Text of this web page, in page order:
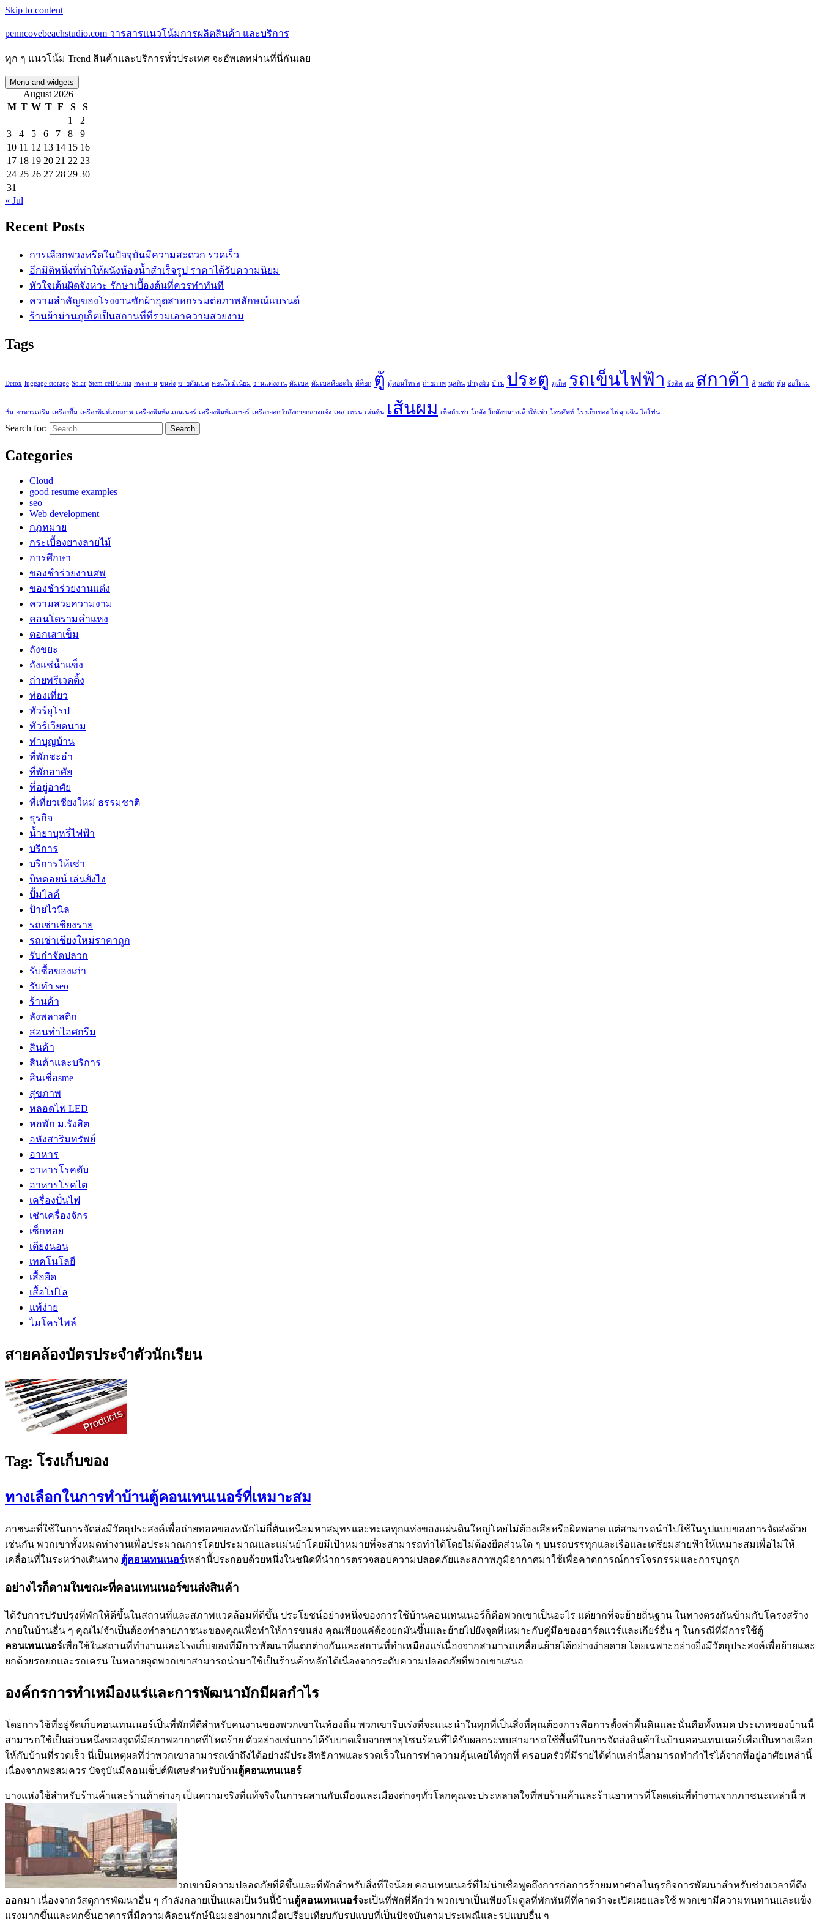
Skip to content
penncovebeachstudio.com วารสารแนวโน้มการผลิตสินค้า และบริการ
ทุก ๆ แนวโน้ม Trend สินค้าและบริการทั่วประเทศ จะอัพเดทผ่านที่นี่กันเลย
Menu and widgets
August 2026
M T W T F S
S
1
2
3
4 5 6 7 8
9
10 11 12 13 14 15 16
17 18 19 20 21 22 23
24 25 26 27 28 29 30
31
« Jul
Recent Posts
การเลือกพวงหรีดในปัจจุบันมีความสะดวก รวดเร็ว
อีกมิติหนึ่งที่ทำให้ผนังห้องน้ำสำเร็จรูป ราคาได้รับความนิยม
หัวใจเต้นผิดจังหวะ รักษาเบื้องต้นที่ควรทำทันที
ความสำคัญของโรงงานซักผ้าอุตสาหกรรมต่อภาพลักษณ์แบรนด์
ร้านผ้าม่านภูเก็ตเป็นสถานที่ที่รวมเอาความสวยงาม
Tags
Detox luggage storage Solar Stem cell Gluta กระดาน ขนส่ง ขายดัมเบล คอนโดมิเนียม งานแต่งงาน ดัมเบล ดัมเบลคืออะไร ดีท็อก ตู้ ตู้คอนโทรล ถ่ายภาพ นูสกิน บำรุงผิว บ้าน ประตู ภูเก็ต รถเข็นไฟฟ้า รังสิต ลม สกาด้า สี หอพัก หุ้น ออโตเม
ชั่น อาหารเสริม เครื่องปั๊ม เครื่องพิมพ์ถ่ายภาพ เครื่องพิมพ์สแกนเนอร์ เครื่องพิมพ์เลเซอร์ เครื่องออกกำลังกายกลางแจ้ง เคส เทรน เล่นหุ้น เส้นผม เห็ดถั่งเช่า โกดัง โกดังขนาดเล็กให้เช่า โทรศัพท์ โรงเก็บของ ไฟฉุกเฉิน ไอโฟน
Search for:
Categories
Cloud
good resume examples
seo
Web development
กฎหมาย
กระเบื้องยางลายไม้
การศึกษา
ของชำร่วยงานศพ
ของชำร่วยงานแต่ง
ความสวยความงาม
คอนโดรามคำแหง
ตอกเสาเข็ม
ถังขยะ
ถังแช่น้ำแข็ง
ถ่ายพรีเวดดิ้ง
ท่องเที่ยว
ทัวร์ยุโรป
ทัวร์เวียดนาม
ทำบุญบ้าน
ที่พักชะอำ
ที่พักอาศัย
ที่อยู่อาศัย
ที่เที่ยวเชียงใหม่ ธรรมชาติ
ธุรกิจ
น้ำยาบุหรี่ไฟฟ้า
บริการ
บริการให้เช่า
บิทคอยน์ เล่นยังไง
ปั้มไลค์
ป้ายไวนิล
รถเช่าเชียงราย
รถเช่าเชียงใหม่ราคาถูก
รับกำจัดปลวก
รับซื้อของเก่า
รับทำ seo
ร้านค้า
ลังพลาสติก
สอนทำไอศกรีม
สินค้า
สินค้าและบริการ
สินเชื่อsme
สุขภาพ
หลอดไฟ LED
หอพัก ม.รังสิต
อหังสาริมทรัพย์
อาหาร
อาหารโรคตับ
อาหารโรคไต
เครื่องปั่นไฟ
เช่าเครื่องจักร
เซ็กทอย
เตียงนอน
เทคโนโลยี
เสื้อยืด
เสื้อโปโล
แพ้ง่าย
ไมโครไพล์
สายคล้องบัตรประจำตัวนักเรียน
Tag: โรงเก็บของ
ทางเลือกในการทำบ้านตู้คอนเทนเนอร์ที่เหมาะสม
ภาชนะที่ใช้ในการจัดส่งมีวัตถุประสงค์เพื่อถ่ายทอดของหนักไม่กี่ตันเหนือมหาสมุทรและทะเลทุกแห่งของแผ่นดินใหญ่โดยไม่ต้องเสียหรือผิดพลาด แต่สามารถนำไปใช้ในรูปแบบของการจัดส่งด้วย
เช่นกัน พวกเขาทั้งหมดทำงานเพื่อประมาณการโดยประมาณและแม่นยำโดยมีเป้าหมายที่จะสามารถทำได้โดยไม่ต้องยืดส่วนใด ๆ บนรถบรรทุกและเรือและเตรียมสายฟ้าให้เหมาะสมเพื่อไม่ให้
เคลื่อนที่ในระหว่างเดินทาง ตู้คอนเทนเนอร์เหล่านี้ประกอบด้วยหนึ่งในชนิดที่นำการตรวจสอบความปลอดภัยและสภาพภูมิอากาศมาใช้เพื่อคาดการณ์การโจรกรรมและการบุกรุก
อย่างไรก็ตามในขณะที่คอนเทนเนอร์ขนส่งสินค้า
ได้รับการปรับปรุงที่พักให้ดีขึ้นในสถานที่และสภาพแวดล้อมที่ดีขึ้น ประโยชน์อย่างหนึ่งของการใช้บ้านคอนเทนเนอร์ก็คือพวกเขาเป็นอะไร แต่ยากที่จะย้ายถิ่นฐาน ในทางตรงกันข้ามกับโครงสร้าง
ภายในบ้านอื่น ๆ คุณไม่จำเป็นต้องทำลายภาชนะของคุณเพื่อทำให้การขนส่ง คุณเพียงแค่ต้องยกมันขึ้นและย้ายไปยังจุดที่เหมาะกับคู่มือของฮาร์ดแวร์และเกียร์อื่น ๆ ในกรณีที่มีการใช้ตู้
คอนเทนเนอร์เพื่อใช้ในสถานที่ทำงานและโรงเก็บของที่มีการพัฒนาที่แตกต่างกันและสถานที่ทำเหมืองแร่เนื่องจากสามารถเคลื่อนย้ายได้อย่างง่ายดาย โดยเฉพาะอย่างยิ่งมีวัตถุประสงค์เพื่อย้ายและ
ยกด้วยรถยกและรถเครน ในหลายจุดพวกเขาสามารถนำมาใช้เป็นร้านค้าหลักได้เนื่องจากระดับความปลอดภัยที่พวกเขาเสนอ
องค์กรการทำเหมืองแร่และการพัฒนามักมีผลกำไร
โดยการใช้ที่อยู่จัดเก็บคอนเทนเนอร์เป็นที่พักที่ดีสำหรับคนงานของพวกเขาในท้องถิ่น พวกเขารีบเร่งที่จะแนะนำในทุกที่เป็นสิ่งที่คุณต้องการคือการตั้งค่าพื้นดินและนั่นคือทั้งหมด ประเภทของบ้านนี้
สามารถใช้เป็นส่วนหนึ่งของจุดที่มีสภาพอากาศที่โหดร้าย ตัวอย่างเช่นการได้รับบาดเจ็บจากพายุโซนร้อนที่ได้รับผลกระทบสามารถใช้พื้นที่ในการจัดส่งสินค้าในบ้านคอนเทนเนอร์เพื่อเป็นทางเลือก
ให้กับบ้านที่รวดเร็ว นี่เป็นเหตุผลที่ว่าพวกเขาสามารถเข้าถึงได้อย่างมีประสิทธิภาพและรวดเร็วในการทำความคุ้นเคยได้ทุกที่ ครอบครัวที่มีรายได้ต่ำเหล่านี้สามารถทำกำไรได้จากที่อยู่อาศัยเหล่านี้
เนื่องจากพอสมควร ปัจจุบันมีคอนเซ็ปต์พิเศษสำหรับบ้านตู้คอนเทนเนอร์
บางแห่งใช้สำหรับร้านค้าและร้านค้าต่างๆ เป็นความจริงที่แท้จริงในการผสานกับเมืองและเมืองต่างๆทั่วโลกคุณจะประหลาดใจที่พบร้านค้าและร้านอาหารที่โดดเด่นที่ทำงานจากภาชนะเหล่านี้ พ
วกเขามีความปลอดภัยที่ดีขึ้นและที่พักสำหรับสิ่งที่ใจน้อย คอนเทนเนอร์ที่ไม่น่าเชื่อพูดถึงการก่อการร้ายมหาศาลในธุรกิจการพัฒนาสำหรับช่วงเวลาที่ดึง
ออกมา เนื่องจากวัสดุการพัฒนาอื่น ๆ กำลังกลายเป็นแผลเป็นวันนี้บ้านตู้คอนเทนเนอร์จะเป็นที่พักที่ดีกว่า พวกเขาเป็นเพียงโมดูลที่พักทันทีที่คาดว่าจะเปิดเผยและใช้ พวกเขามีความทนทานและแข็ง
แรงมากขึ้นและทุกชิ้นอาคารที่มีความคิดอนุรักษ์นิยมอย่างมากเมื่อเปรียบเทียบกับรูปแบบที่เป็นปัจจุบันตามประเพณีและรูปแบบอื่น ๆ